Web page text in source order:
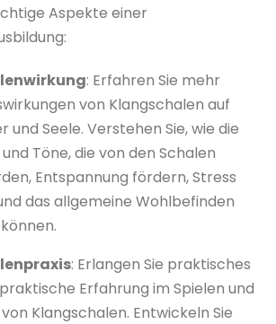
Aspekte einer
: Erfahren Sie mehr
von Klangschalen auf
und Seele. Verstehen Sie, wie die
Töne, die von den Schalen
Entspannung fördern, Stress
das allgemeine Wohlbefinden
: Erlangen Sie praktisches
Erfahrung im Spielen und
Klangschalen. Entwickeln Sie